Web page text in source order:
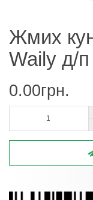
Жмих
Waily д/п
0.00грн.